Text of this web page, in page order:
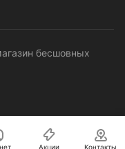
бесшовных
Акции Контакты